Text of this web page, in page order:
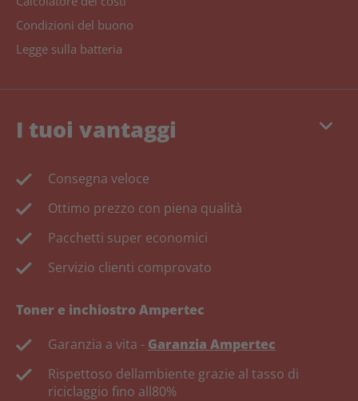
Condizioni del buono
Legge sulla batteria
keyboard_arrow_down
I tuoi vantaggi
Consegna veloce
Ottimo prezzo con piena qualità
Pacchetti super economici
Servizio clienti comprovato
Toner e inchiostro Ampertec
Garanzia a vita - Garanzia Ampertec
Rispettoso dellambiente grazie al tasso di
riciclaggio fino all80%